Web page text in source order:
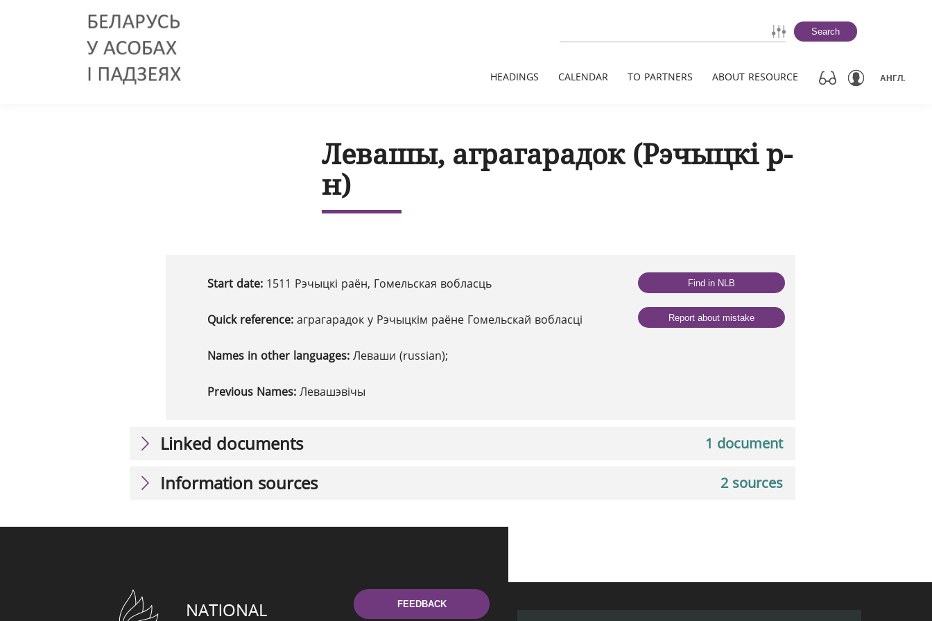
Search
HEADINGS CALENDAR TO PARTNERS ABOUT RESOURCE АНГЛ.
Левашы, аграгарадок (Рэчыцкі р-
н)
Start date: 1511 Рэчыцкі раён, Гомельская вобласць
Quick reference: аграгарадок у Рэчыцкім раёне Гомельскай вобласці
Names in other languages: Леваши (russian);
Previous Names: Левашэвічы
Find in NLB
Report about mistake
1 document
Linked documents
2 sources
Information sources
FEEDBACK